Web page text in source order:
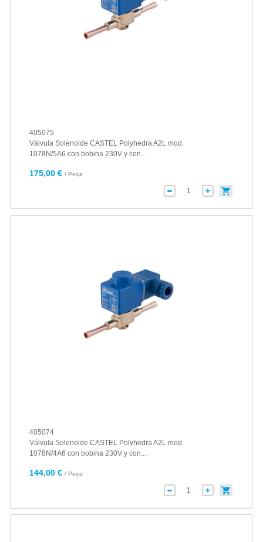
405075
Válvula Solenoide CASTEL Polyhedra A2L mod.
1078N/5A6 con bobina 230V y con...
175,00 € / Peça
405074
Válvula Solenoide CASTEL Polyhedra A2L mod.
1078N/4A6 con bobina 230V y con...
144,00 € / Peça